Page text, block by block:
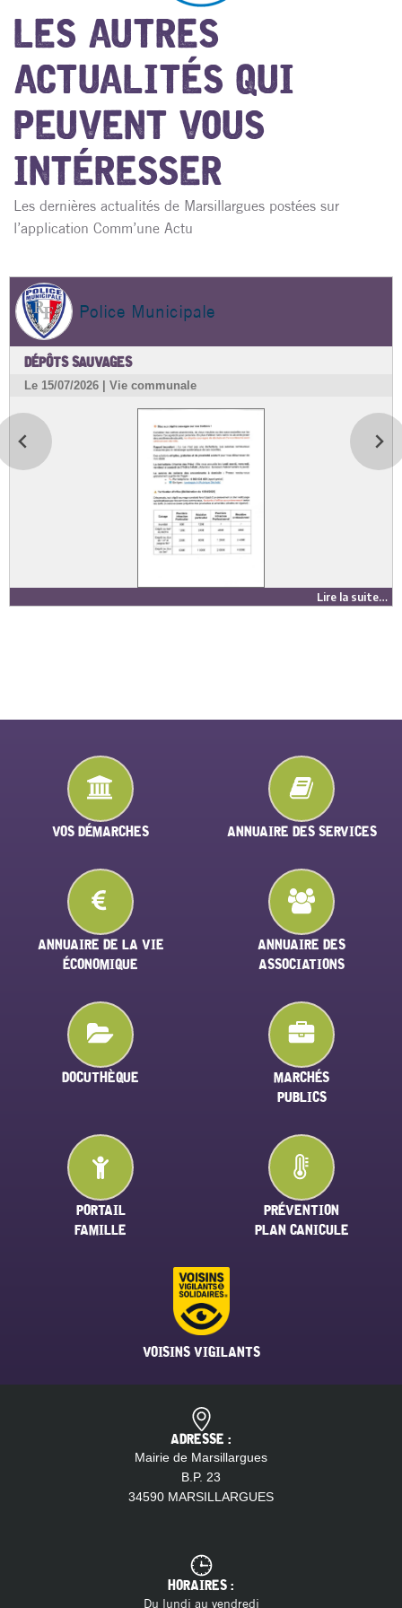
LES AUTRES
ACTUALITÉS QUI
PEUVENT VOUS
INTÉRESSER
Les dernières actualités de Marsillargues postées sur
l’application Comm’une Actu
Police Municipale
DÉPÔTS SAUVAGES
Le 15/07/2026 | Vie communale
Lire la suite…
VOS DÉMARCHES ANNUAIRE DES SERVICES
ANNUAIRE DE LA VIE
ÉCONOMIQUE
ANNUAIRE DES
ASSOCIATIONS
DOCUTHÈQUE
MARCHÉS
PUBLICS
PORTAIL
FAMILLE
PRÉVENTION
PLAN CANICULE
VOISINS VIGILANTS
ADRESSE :
Mairie de Marsillargues
B.P. 23
34590 MARSILLARGUES
HORAIRES :
Du lundi au vendredi